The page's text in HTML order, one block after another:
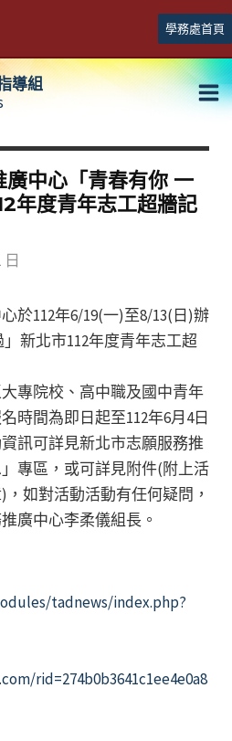
學務處首頁
導組
中心「青春有你 一
年度青年志工超牆記
日
於112年6/19(一)至8/13(日)辦
新北市112年度青年志工超
專院校、高中職及國中青年
時間為即日起至112年6月4日
訊可詳見新北市志願服務推
專區，或可詳見附件(附上活
如對活動活動有任何疑問，
廣中心李柔儀組長。
tadnews/index.php?
rid=274b0b3641c1ee4e0a8